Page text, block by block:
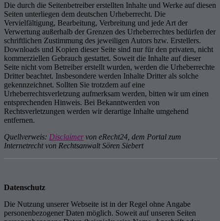
Die durch die Seitenbetreiber erstellten Inhalte und Werke auf diesen
Seiten unterliegen dem deutschen Urheberrecht. Die
Vervielfältigung, Bearbeitung, Verbreitung und jede Art der
Verwertung außerhalb der Grenzen des Urheberrechtes bedürfen der
schriftlichen Zustimmung des jeweiligen Autors bzw. Erstellers.
Downloads und Kopien dieser Seite sind nur für den privaten, nicht
kommerziellen Gebrauch gestattet. Soweit die Inhalte auf dieser
Seite nicht vom Betreiber erstellt wurden, werden die Urheberrechte
Dritter beachtet. Insbesondere werden Inhalte Dritter als solche
gekennzeichnet. Sollten Sie trotzdem auf eine
Urheberrechtsverletzung aufmerksam werden, bitten wir um einen
entsprechenden Hinweis. Bei Bekanntwerden von
Rechtsverletzungen werden wir derartige Inhalte umgehend
entfernen.
Quellverweis: Disclaimer von eRecht24, dem Portal zum
Internetrecht von Rechtsanwalt Sören Siebert
Datenschutz
Die Nutzung unserer Webseite ist in der Regel ohne Angabe
personenbezogener Daten möglich. Soweit auf unseren Seiten